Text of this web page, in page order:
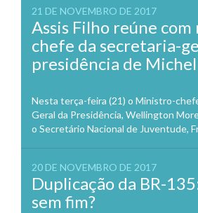
21 DE NOVEMBRO DE 2017
Assis Filho reúne
chefe da secretaria-
presidência de
Nesta terça-feira (21) o Ministro-
Geral da Presidência, Wellington
o Secretário Nacional de Juventude,
20 DE NOVEMBRO DE 2017
Duplicação da BR-
sem fim?